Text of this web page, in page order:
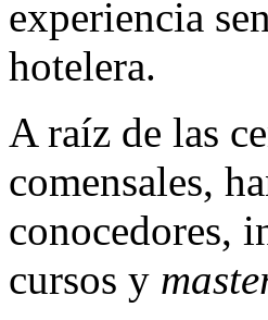
experiencia
hotelera.
A raíz de las
comensales,
conocedores,
cursos y